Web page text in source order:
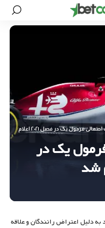
فرمول یک در فصل ۲۰۲۱ اعلام شد
یک در
دلیل اعتراض رانندگان و علاقه